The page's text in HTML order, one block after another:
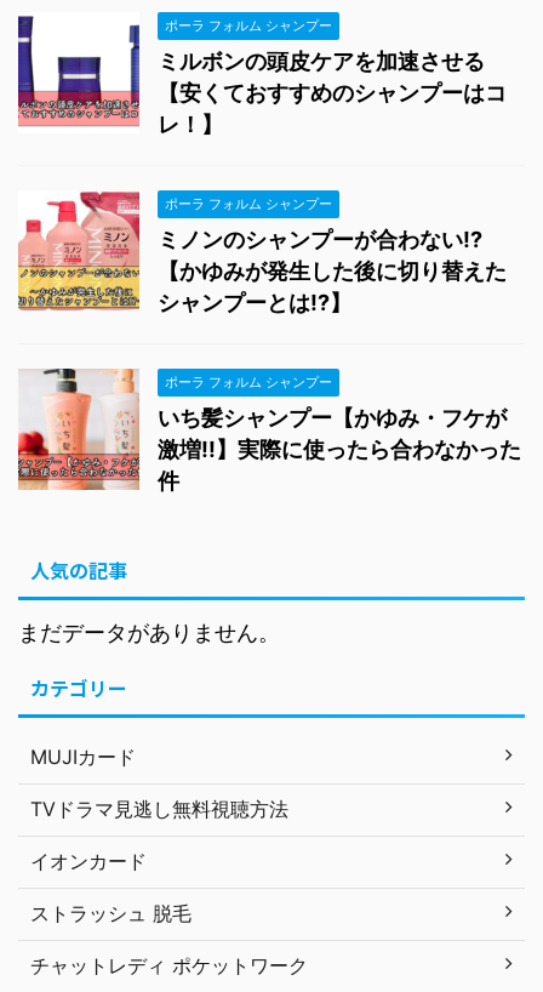
ポーラ フォルム シャンプー
ミルボンの頭皮ケアを加速させる
【安くておすすめのシャンプーはコ
レ！】
ポーラ フォルム シャンプー
ミノンのシャンプーが合わない!?
【かゆみが発生した後に切り替えた
シャンプーとは!?】
ポーラ フォルム シャンプー
いち髪シャンプー【かゆみ・フケが
激増!!】実際に使ったら合わなかった
件
人気の記事
まだデータがありません。
カテゴリー
MUJIカード
TVドラマ見逃し無料視聴方法
イオンカード
ストラッシュ 脱毛
チャットレディ ポケットワーク